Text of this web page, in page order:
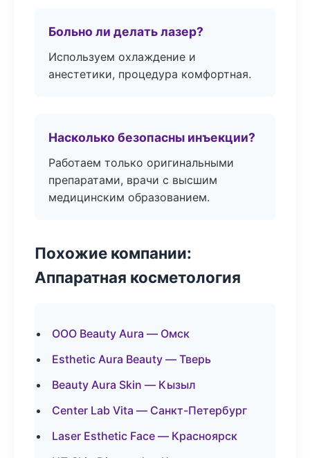
Больно ли делать лазер?
Используем охлаждение и
анестетики, процедура комфортная.
Насколько безопасны инъекции?
Работаем только оригинальными
препаратами, врачи с высшим
медицинским образованием.
Похожие компании:
Аппаратная косметология
ООО Beauty Aura — Омск
Esthetic Aura Beauty — Тверь
Beauty Aura Skin — Кызыл
Center Lab Vita — Санкт-Петербург
Laser Esthetic Face — Красноярск